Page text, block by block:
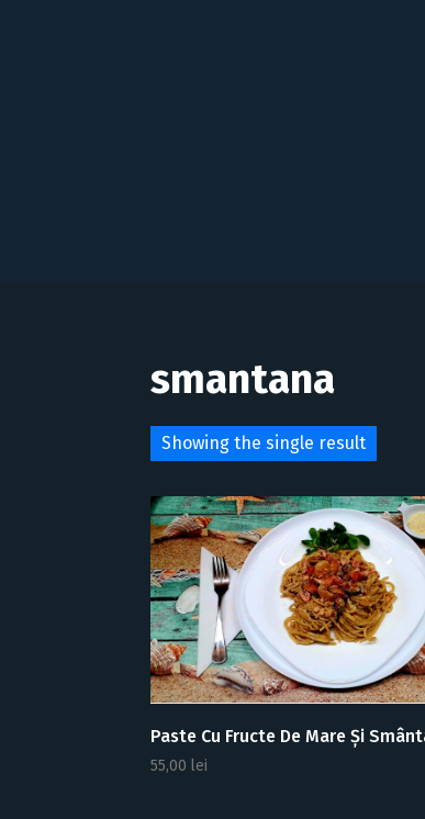
smantana
Showing the single result
Paste Cu Fructe De Mare Și
55,00 lei